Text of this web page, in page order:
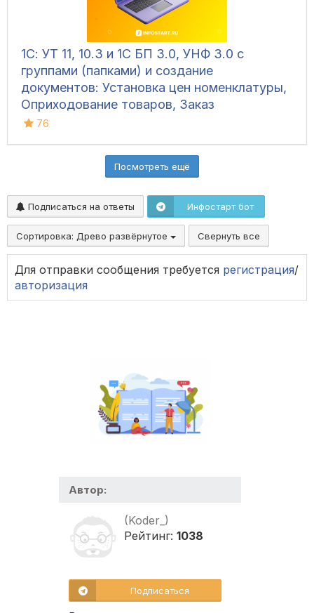
1С: УТ 11, 10.3 и 1С БП 3.0, УНФ 3.0 с
группами (папками) и создание
документов: Установка цен номенклатуры,
Оприходование товаров, Заказ
поставщику, Поступление товаров и услуг,
76
Посмотреть ещё
Подписаться на ответы Инфостарт бот
Сортировка: Древо развёрнутое Свернуть все
Для отправки сообщения требуется регистрация/
авторизация
Автор:
(Koder_)
Рейтинг: 1038
Подписаться